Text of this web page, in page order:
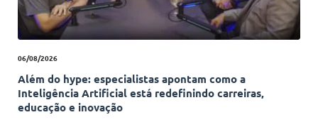
06/08/2026
Além do hype: especialistas apontam como a
Inteligência Artificial está redefinindo carreiras,
educação e inovação